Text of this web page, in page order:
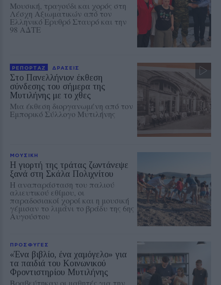
Μουσική, τραγούδι και χορός στη
Λέσχη Αξιωματικών από τον
Ελληνικό Ερυθρό Σταυρό και την
98 ΑΔΤΕ
ΡΕΠΟΡΤΑΖ ΔΡΑΣΕΙΣ
Στο Πανελλήνιον έκθεση
σύνδεσης του σήμερα της
Μυτιλήνης με το χθες
Μια έκθεση διοργανωμένη από τον
Εμπορικό Σύλλογο Μυτιλήνης
ΜΟΥΣΙΚΗ
Η γιορτή της τράτας ζωντάνεψε
ξανά στη Σκάλα Πολιχνίτου
Η αναπαράσταση του παλιού
αλιευτικού εθίμου, οι
παραδοσιακοί χοροί και η μουσική
γέμισαν το λιμάνι το βράδυ της 6ης
Αυγούστου
ΠΡΟΣΦΥΓΕΣ
«Ένα βιβλίο, ένα χαμόγελο» για
τα παιδιά του Κοινωνικού
Φροντιστηρίου Μυτιλήνης
Βραβεύτηκαν οι μαθητές για την